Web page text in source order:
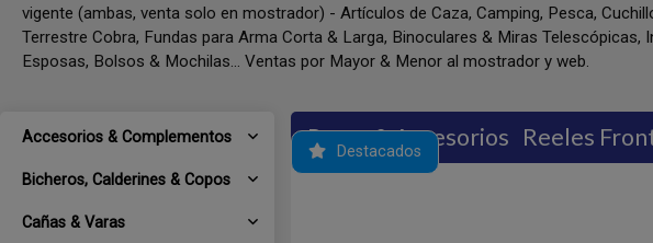
vigente (ambas, venta solo en mostrador) - Artículos de Caza, Camping, Pesca,
Terrestre Cobra, Fundas para Arma Corta & Larga, Binoculares & Miras
Esposas, Bolsos & Mochilas... Ventas por Mayor & Menor al mostrador y web.
Accesorios & Complementos
Bicheros, Calderines & Copos
Cañas & Varas
Pesca & Accesorios Reeles
Destacados